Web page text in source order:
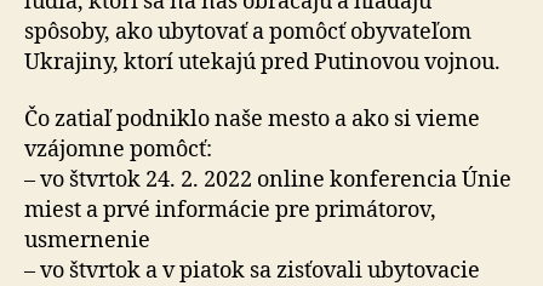
spôsoby, ako ubytovať a pomôcť obyvateľom
Ukrajiny, ktorí utekajú pred Putinovou vojnou.
Čo zatiaľ podniklo naše mesto a ako si vieme
vzájomne pomôcť:
– vo štvrtok 24. 2. 2022 online konferencia Únie
miest a prvé informácie pre primátorov,
usmernenie
– vo štvrtok a v piatok sa zisťovali ubytovacie